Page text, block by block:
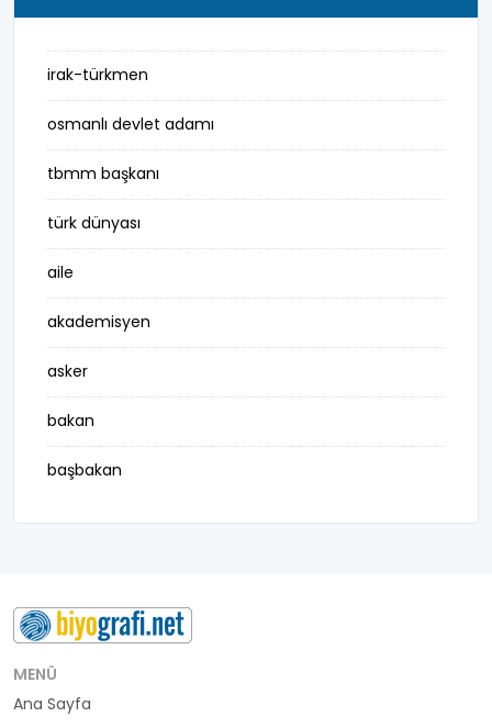
irak-türkmen
osmanlı devlet adamı
tbmm başkanı
türk dünyası
aile
akademisyen
asker
bakan
başbakan
belediye başkanı
buluş
bürokrat
büyükelçi
MENÜ
Ana Sayfa